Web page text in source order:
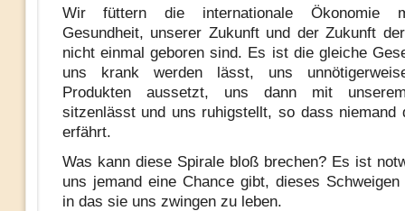
Wir füttern die internationale Ökonomie
Gesundheit, unserer Zukunft und der Zukunft
nicht einmal geboren sind. Es ist die gleiche
uns krank werden lässt, uns
Produkten aussetzt, uns dann mit
sitzenlässt und uns ruhigstellt, so dass niemand
erfährt.
Was kann diese Spirale bloß brechen? Es ist
uns jemand eine Chance gibt, dieses
in das sie uns zwingen zu leben.